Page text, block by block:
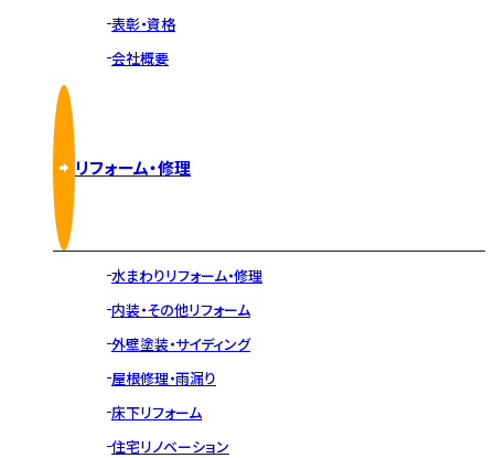
表彰・資格
会社概要
リフォーム・修理
水まわりリフォーム・修理
内装・その他リフォーム
外壁塗装・サイディング
屋根修理・雨漏り
床下リフォーム
住宅リノベーション